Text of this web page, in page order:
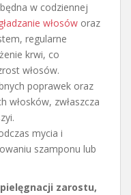
w codziennej
włosów oraz
regularne
krwi, co
włosów.
poprawek oraz
włosków, zwłaszcza
mycia i
szamponu lub
zarostu,